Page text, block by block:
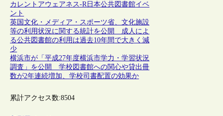
カレントアウェアネス-R日本公共図書館イベ
ント
英国文化・メディア・スポーツ省、文化施設
等の利用状況に関する統計を公開 成人によ
る公共図書館の利用は過去10年間で大きく減
少
横浜市が「平成27年度横浜市学力・学習状況
調査」を公開 学校図書館への関心や貸出冊
数が2年連続増加、学校司書配置の効果か
累計アクセス数:8504